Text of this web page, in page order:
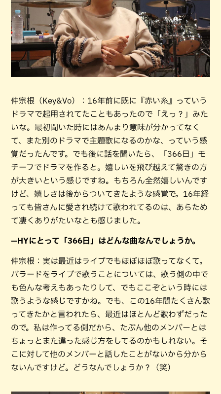
仲宗根（Key&Vo）：16年前に既に『赤い糸』っていう
ドラマで起用されてたこともあったので「えっ？」みた
いな。最初聞いた時にはあんまり意味が分かってなく
て、また別のドラマで主題歌になるのかな、っていう感
覚だったんです。でも後に話を聞いたら、「366日」モ
チーフでドラマを作ると。嬉しいを飛び越えて驚きの方
が大きいという感じですね。もちろん全然嬉しいんです
けど、嬉しさは後からついてきたような感覚で。16年経
っても皆さんに愛され続けて歌われてるのは、あらため
て凄くありがたいなとも感じました。
—HYにとって「366日」はどんな曲なんでしょうか。
仲宗根：実は最近はライブでもほぼほぼ歌ってなくて。
バラードをライブで歌うことについては、歌う側の中で
も色んな考えもあったりして、でもここぞという時には
歌うような感じですかね。でも、この16年間たくさん歌
ってきたかと言われたら、最近はほとんど歌わずだった
ので。私は作ってる側だから、たぶん他のメンバーとは
ちょっとまた違った感じ方をしてるのかもしれない。そ
こに対して他のメンバーと話したことがないから分から
ないんですけど。どうなんでしょうか？（笑）